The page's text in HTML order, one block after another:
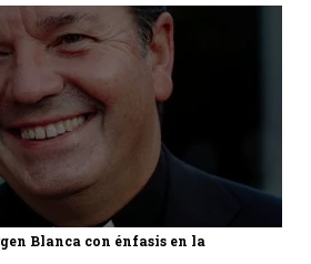
Blanca con énfasis en la